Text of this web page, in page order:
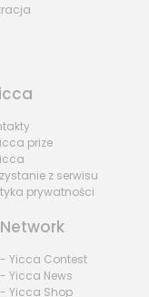
prize
z serwisu
prywatności
Network
- Yicca Contest
- Yicca News
- Yicca Shop